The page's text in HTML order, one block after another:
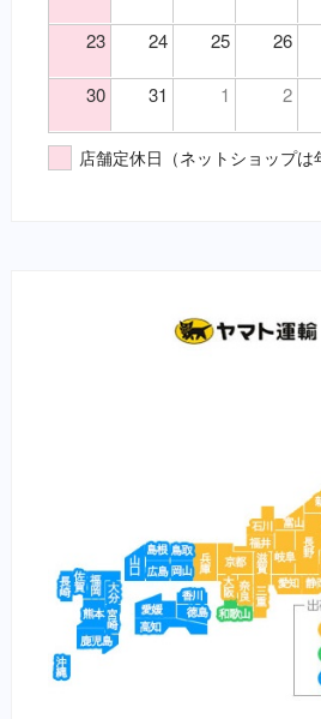
医薬品その他（要・犬
【総合栄養食】
栄養食（犬）
ブリスミックス（犬）
イティ iti（犬）
イティ iti（猫）
将軍
横綱
紅富士
赤富士
（胃）嘔吐
（胃）消化不良
（胃）食欲不振
（腎）尿毒症
（腎）腎不全
（魚）水草ＯＫ
23 24 25 26
30 31 1 2
店舗定休日（ネットショップは